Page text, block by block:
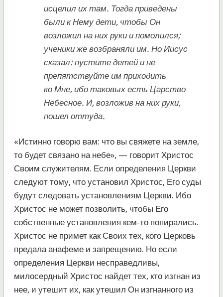
исцелил их там. Тогда приведены
были к Нему дети, чтобы Он
возложил на них руки и помолился;
ученики же возбраняли им. Но Иисус
сказал: пустите детей и не
препятствуйте им приходить
ко Мне, ибо таковых есть Царство
Небесное. И, возложив на них руки,
пошел оттуда.
«Истинно говорю вам: что вы свяжете на земле,
то будет связано на небе», — говорит Христос
Своим служителям. Если определения Церкви
следуют тому, что установил Христос, Его суды
будут следовать установлениям Церкви. Ибо
Христос не может позволить, чтобы Его
собственные установления кем-то попирались.
Христос не примет как Своих тех, кого Церковь
предала анафеме и запрещению. Но если
определения Церкви несправедливы,
милосердный Христос найдет тех, кто изгнан из
нее, и утешит их, как утешил Он изгнанного из